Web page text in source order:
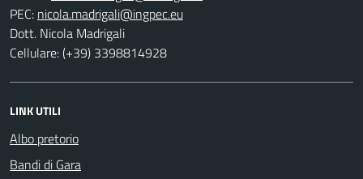
PEC:
Dott. Nicola Madrigali
Cellulare: (+39) 3398814928
LINK UTILI
Albo pretorio
Bandi di Gara